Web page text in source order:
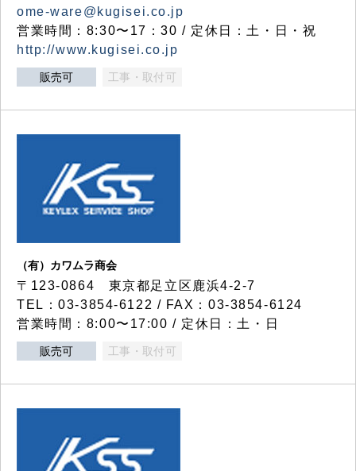
ome-ware@kugisei.co.jp
営業時間：8:30〜17：30 / 定休日：土・日・祝
http://www.kugisei.co.jp
販売可 工事・取付可
（有）カワムラ商会
〒123-0864 東京都足立区鹿浜4-2-7
TEL：03-3854-6122 / FAX：03-3854-6124
営業時間：8:00〜17:00 / 定休日：土・日
販売可 工事・取付可